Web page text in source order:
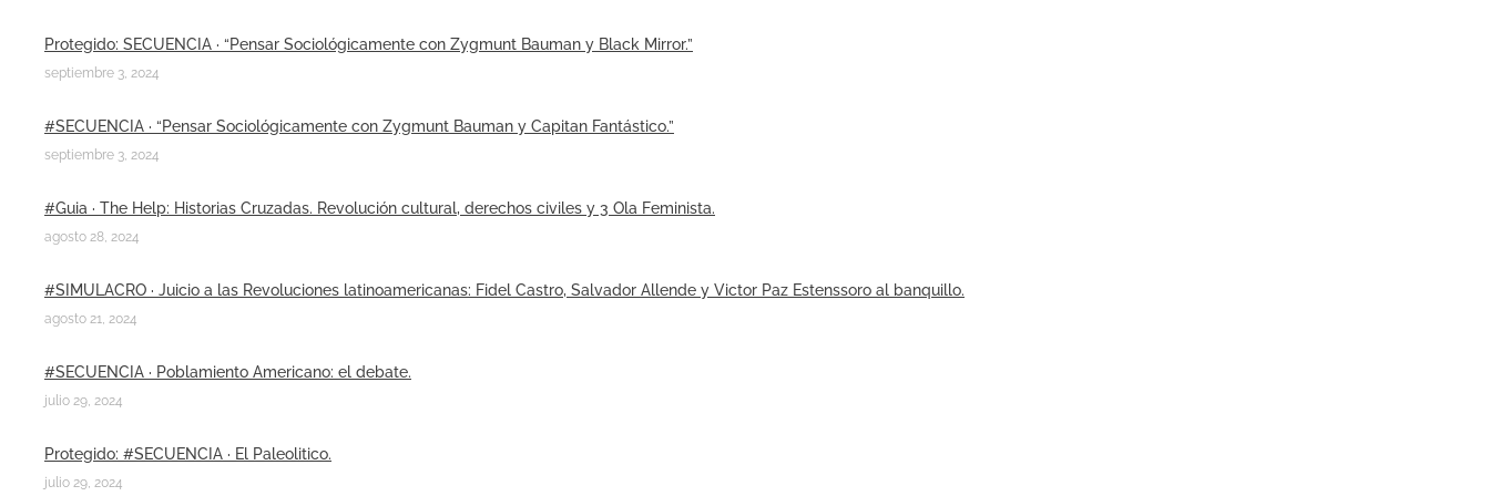
Protegido: SECUENCIA · “Pensar Sociológicamente con Zygmunt Bauman y Black Mirror.”
septiembre 3, 2024
#SECUENCIA · “Pensar Sociológicamente con Zygmunt Bauman y Capitan Fantástico.”
septiembre 3, 2024
#Guia · The Help: Historias Cruzadas. Revolución cultural, derechos civiles y 3 Ola Feminista.
agosto 28, 2024
#SIMULACRO · Juicio a las Revoluciones latinoamericanas: Fidel Castro, Salvador Allende y Victor Paz Estenssoro al banquillo.
agosto 21, 2024
#SECUENCIA · Poblamiento Americano: el debate.
julio 29, 2024
Protegido: #SECUENCIA · El Paleolitico.
julio 29, 2024